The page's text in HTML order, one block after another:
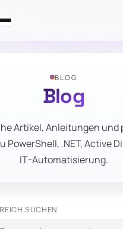
BLOG
Blog
Artikel, Anleitungen und
PowerShell, .NET, Active
IT-Automatisierung.
SUCHEN